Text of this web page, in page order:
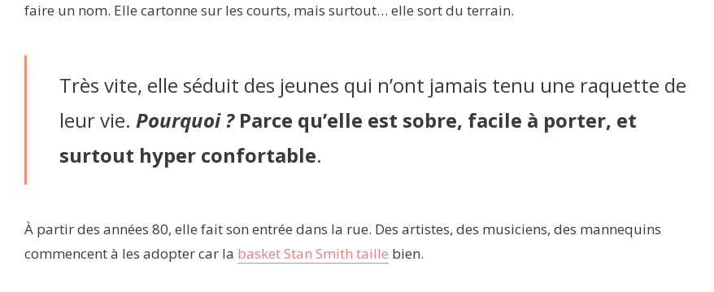
faire un nom. Elle cartonne sur les courts, mais surtout… elle sort du terrain.
Très vite, elle séduit des jeunes qui n’ont jamais tenu une raquette de
leur vie. Pourquoi ?Parce qu’elle est sobre, facile à porter, et
surtout hyper confortable.
À partir des années 80, elle fait son entrée dans la rue. Des artistes, des musiciens, des mannequins
commencent à les adopter car la basket Stan Smith taille bien.